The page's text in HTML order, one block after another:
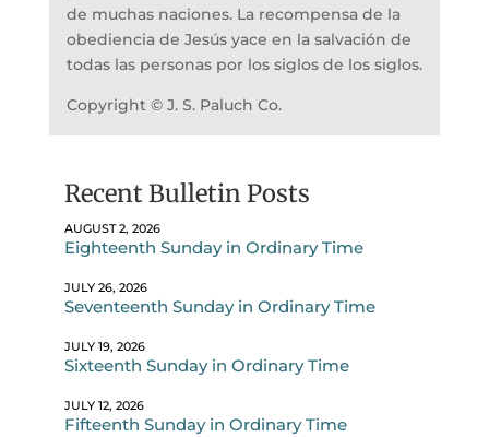
de muchas naciones. La recompensa de la
obediencia de Jesús yace en la salvación de
todas las personas por los siglos de los siglos.
Copyright © J. S. Paluch Co.
Recent Bulletin Posts
AUGUST 2, 2026
Eighteenth Sunday in Ordinary Time
JULY 26, 2026
Seventeenth Sunday in Ordinary Time
JULY 19, 2026
Sixteenth Sunday in Ordinary Time
JULY 12, 2026
Fifteenth Sunday in Ordinary Time